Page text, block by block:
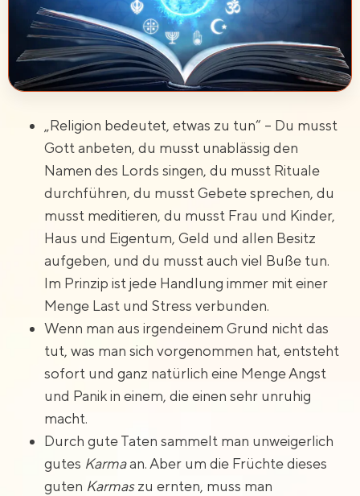
„Religion bedeutet, etwas zu tun“ – Du musst
Gott anbeten, du musst unablässig den
Namen des Lords singen, du musst Rituale
durchführen, du musst Gebete sprechen, du
musst meditieren, du musst Frau und Kinder,
Haus und Eigentum, Geld und allen Besitz
aufgeben, und du musst auch viel Buße tun.
Im Prinzip ist jede Handlung immer mit einer
Menge Last und Stress verbunden.
Wenn man aus irgendeinem Grund nicht das
tut, was man sich vorgenommen hat, entsteht
sofort und ganz natürlich eine Menge Angst
und Panik in einem, die einen sehr unruhig
macht.
Durch gute Taten sammelt man unweigerlich
gutes Karmaan. Aber um die Früchte dieses
guten Karmaszu ernten, muss man